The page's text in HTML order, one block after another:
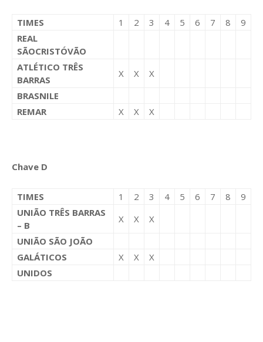
TIMES 1 2 3 4 5 6 7 8
9
REAL
SÃOCRISTÓVÃO
ATLÉTICO TRÊS
BARRAS
X X
X
BRASNILE
REMAR
X X X
Chave D
TIMES 1 2 3 4 5 6 7 8
9
UNIÃO TRÊS BARRAS
– B
X X
X
UNIÃO SÃO JOÃO
GALÁTICOS
X X
X
UNIDOS